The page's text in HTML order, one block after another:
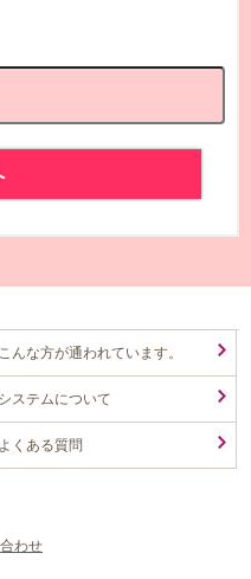
こんな方が通われています。
システムについて
よくある質問
わせ